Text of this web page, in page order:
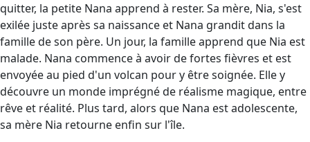
quitter, la petite Nana apprend à rester. Sa mère, Nia, s'est
exilée juste après sa naissance et Nana grandit dans la
famille de son père. Un jour, la famille apprend que Nia est
malade. Nana commence à avoir de fortes fièvres et est
envoyée au pied d'un volcan pour y être soignée. Elle y
découvre un monde imprégné de réalisme magique, entre
rêve et réalité. Plus tard, alors que Nana est adolescente,
sa mère Nia retourne enfin sur l'île.